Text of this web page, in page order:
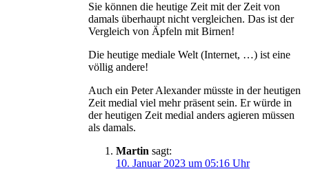
Sie können die heutige Zeit mit der Zeit von
damals überhaupt nicht vergleichen. Das ist der
Vergleich von Äpfeln mit Birnen!
Die heutige mediale Welt (Internet, …) ist eine
völlig andere!
Auch ein Peter Alexander müsste in der heutigen
Zeit medial viel mehr präsent sein. Er würde in
der heutigen Zeit medial anders agieren müssen
als damals.
Martin sagt:
10. Januar 2023 um 05:16 Uhr